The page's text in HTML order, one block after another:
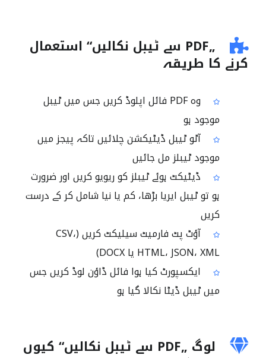
„PDF سے ٹیبل نکالیں“ استعمال
کرنے کا طریقہ
وہ PDF فائل اپلوڈ کریں جس میں ٹیبل
موجود ہو
آٹو ٹیبل ڈیٹیکشن چلائیں تاکہ پیجز میں
موجود ٹیبلز مل جائیں
ڈیٹیکٹ ہوئے ٹیبلز کو ریویو کریں اور ضرورت
ہو تو ٹیبل ایریا بڑھا، کم یا نیا شامل کر کے درست
کریں
آؤٹ پٹ فارمیٹ سیلیکٹ کریں (CSV،
HTML، JSON، XML یا DOCX)
ایکسپورٹ کیا ہوا فائل ڈاؤن لوڈ کریں جس
میں ٹیبل ڈیٹا نکالا گیا ہو
لوگ „PDF سے ٹیبل نکالیں“ کیوں